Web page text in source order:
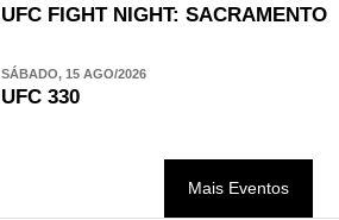
UFC FIGHT NIGHT: SACRAMENTO
SÁBADO, 15 AGO/2026
UFC 330
Mais Eventos